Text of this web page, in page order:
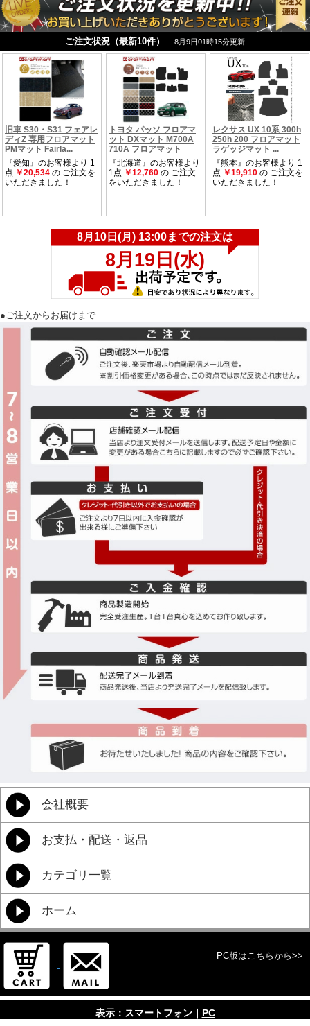
●ご注文からお届けまで
会社概要
お支払・配送・返品
カテゴリ一覧
ホーム
PC版はこちらから>>
表示：スマートフォン｜ PC